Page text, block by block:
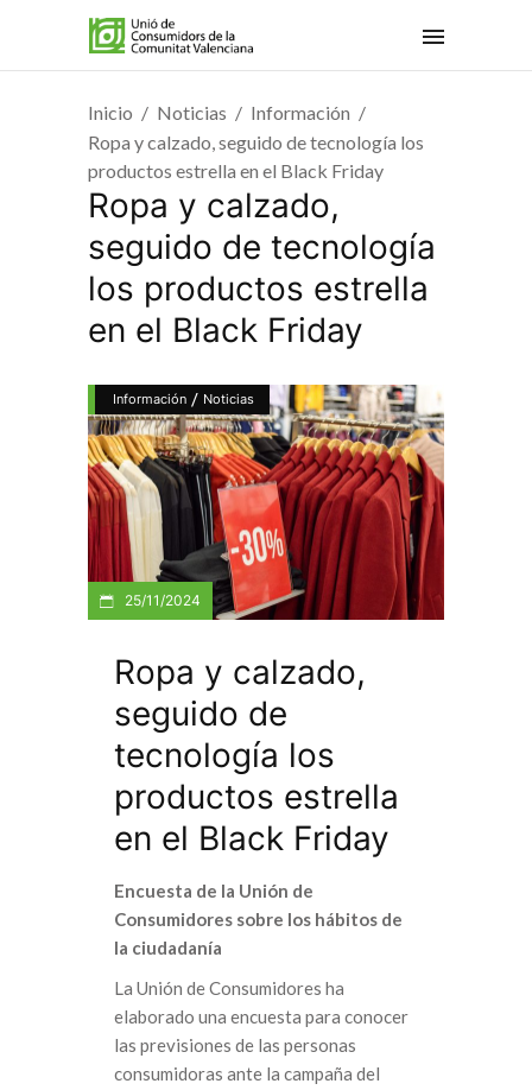
Inicio Noticias
Información
Ropa y calzado, seguido de tecnología los
productos estrella en el Black Friday
Ropa y calzado,
seguido de tecnología
los productos estrella
en el Black Friday
Información / Noticias
25/11/2024
Ropa y calzado,
seguido de
tecnología los
productos estrella
en el Black Friday
Encuesta de la Unión de
Consumidores sobre los hábitos de
la ciudadanía
La Unión de Consumidores ha
elaborado una encuesta para conocer
las previsiones de las personas
consumidoras ante la campaña del